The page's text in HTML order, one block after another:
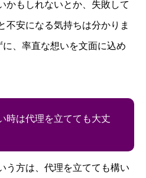
かもしれないとか、失敗して
不安になる気持ちは分かりま
、率直な想いを文面に込め
時は代理を立てても大丈
う方は、代理を立てても構い